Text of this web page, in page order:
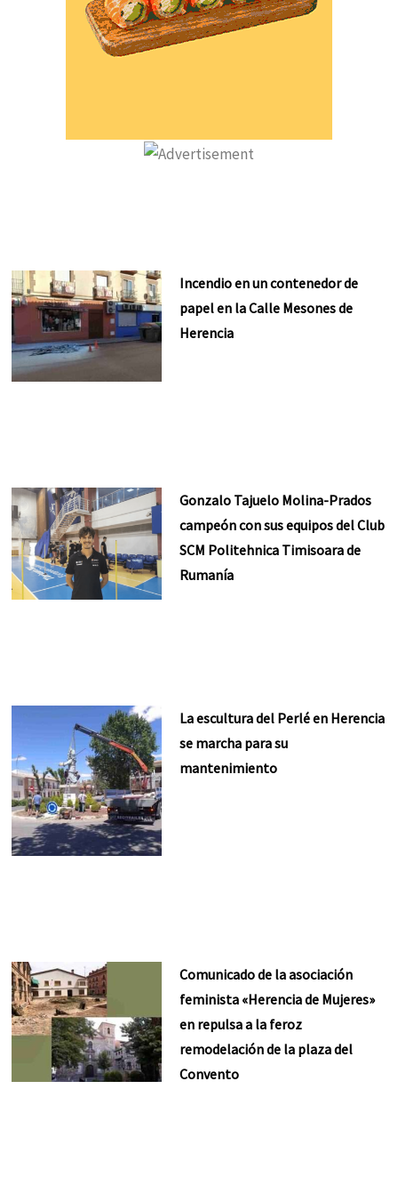
Incendio en un contenedor de
papel en la Calle Mesones de
Herencia
Gonzalo Tajuelo Molina-Prados
campeón con sus equipos del Club
SCM Politehnica Timisoara de
Rumanía
La escultura del Perlé en Herencia
se marcha para su
mantenimiento
Comunicado de la asociación
feminista «Herencia de Mujeres»
en repulsa a la feroz
remodelación de la plaza del
Convento